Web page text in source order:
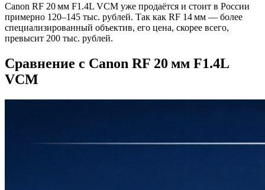
Canon RF 20 мм F1.4L VCM уже продаётся и стоит в России
примерно 120–145 тыс. рублей. Так как RF 14 мм — более
специализированный объектив, его цена, скорее всего,
превысит 200 тыс. рублей.
Сравнение с Canon RF 20 мм F1.4L
VCM